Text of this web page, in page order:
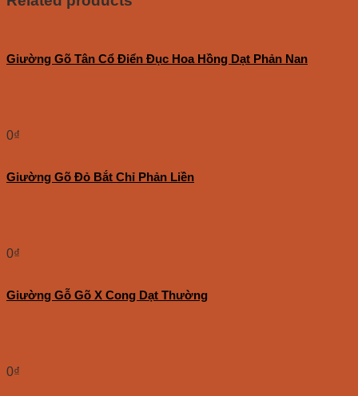
Giường Gõ Tân Cổ Điển Đục Hoa Hồng Dạt Phản Nan
0₫
Giường Gõ Đỏ Bắt Chỉ Phản Liền
0₫
Giường Gỗ Gõ X Cong Dạt Thường
0₫